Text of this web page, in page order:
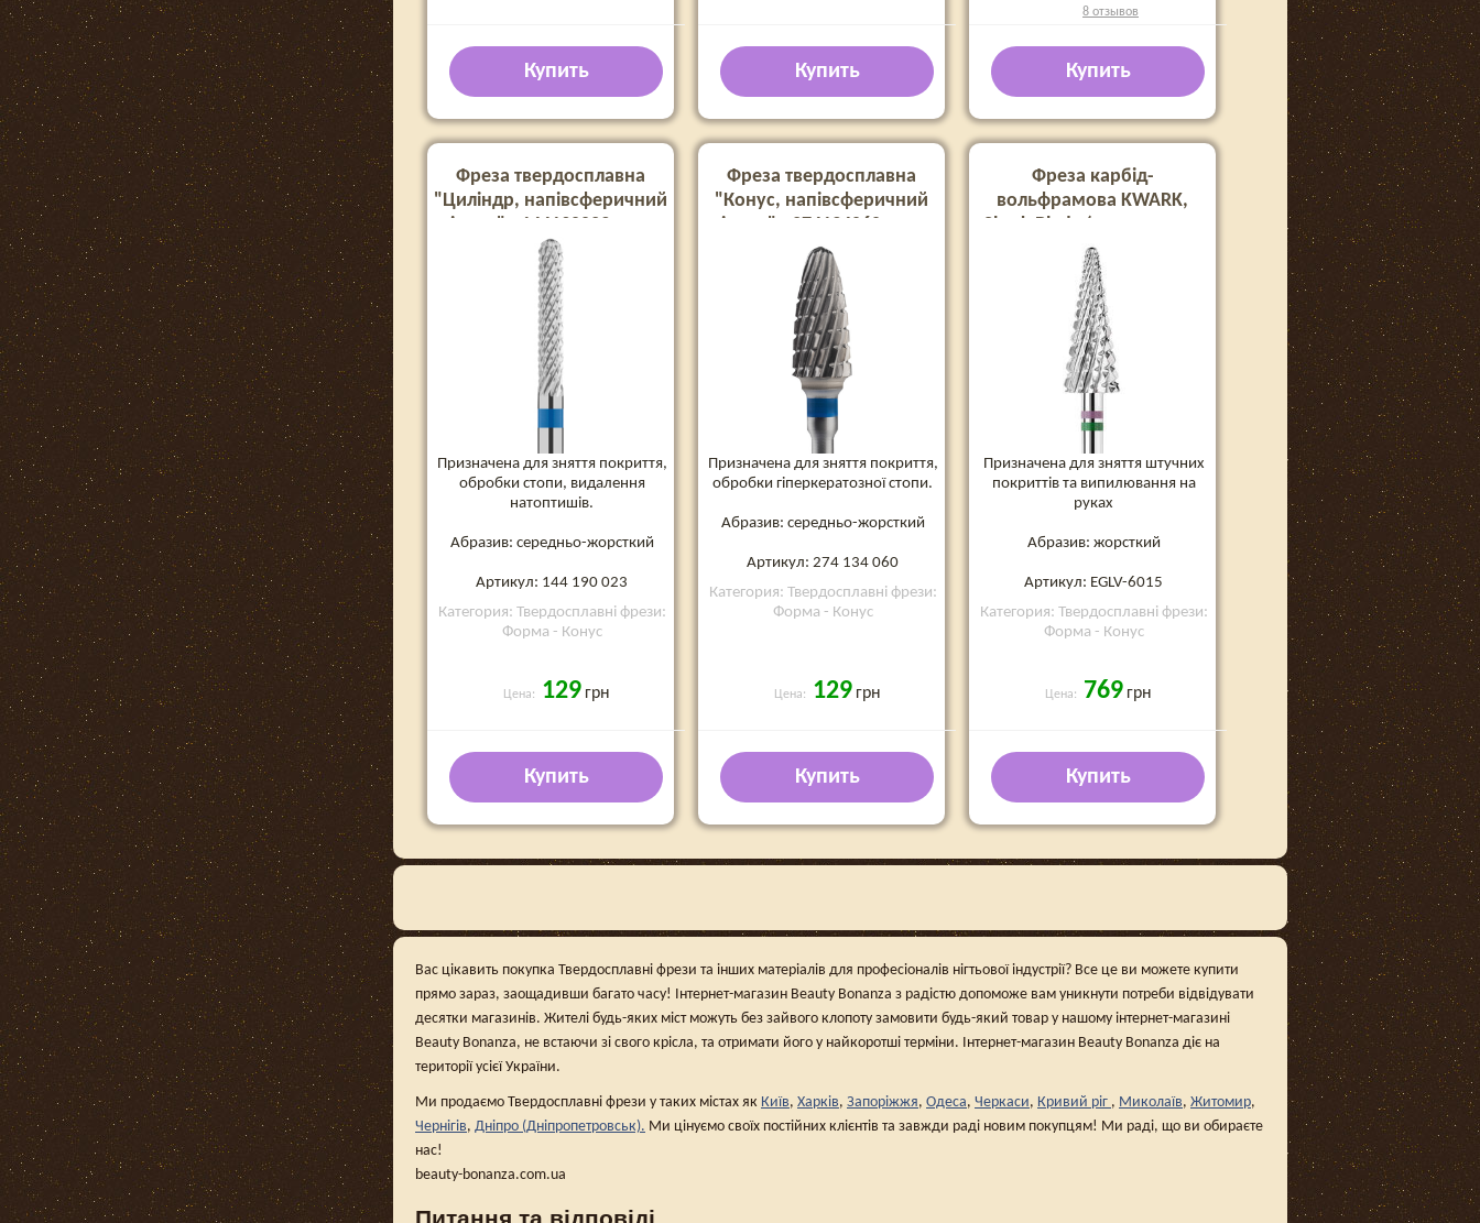
Купить Купить
8 отзывов
Купить
Фреза твердосплавна
"Циліндр, напівсферичний
кінець" - 144190023, синя
Призначена для зняття покриття,
обробки стопи, видалення
натоптишів.
Абразив: середньо-жорсткий
Артикул: 144 190 023
Категория: Твердосплавні фрези:
Форма - Конус
Цена: 129 грн
Купить
Фреза твердосплавна
"Конус, напівсферичний
кінець" - 274134060, синя
Призначена для зняття покриття,
обробки гіперкератозної стопи.
Абразив: середньо-жорсткий
Артикул: 274 134 060
Категория: Твердосплавні фрези:
Форма - Конус
Цена: 129 грн
Купить
Фреза карбід-
вольфрамова KWARK,
Shark Blade (перехресно-
спіральна насічка), конус
«ялинка», зелено-
фіолетова, 6 мм (EGLV-
6015)
Призначена для зняття штучних
покриттів та випилювання на
руках
Абразив: жорсткий
Артикул: EGLV-6015
Категория: Твердосплавні фрези:
Форма - Конус
Цена: 769 грн
Купить
Вас цікавить покупка Твердосплавні фрези та інших матеріалів для професіоналів нігтьової індустрії? Все це ви можете купити
прямо зараз, заощадивши багато часу! Інтернет-магазин Beauty Bonanza з радістю допоможе вам уникнути потреби відвідувати
десятки магазинів. Жителі будь-яких міст можуть без зайвого клопоту замовити будь-який товар у нашому інтернет-магазині
Beauty Bonanza, не встаючи зі свого крісла, та отримати його у найкоротші терміни. Інтернет-магазин Beauty Bonanza діє на
території усієї України.
Ми продаємо Твердосплавні фрези у таких містах як Київ, Харків, Запоріжжя, Одеса, Черкаси, Кривий ріг , Миколаїв, Житомир,
Чернігів, Дніпро (Дніпропетровськ). Ми цінуємо своїх постійних клієнтів та завжди раді новим покупцям! Ми раді, що ви обираєте
нас!
beauty-bonanza.com.ua
Питання та відповіді